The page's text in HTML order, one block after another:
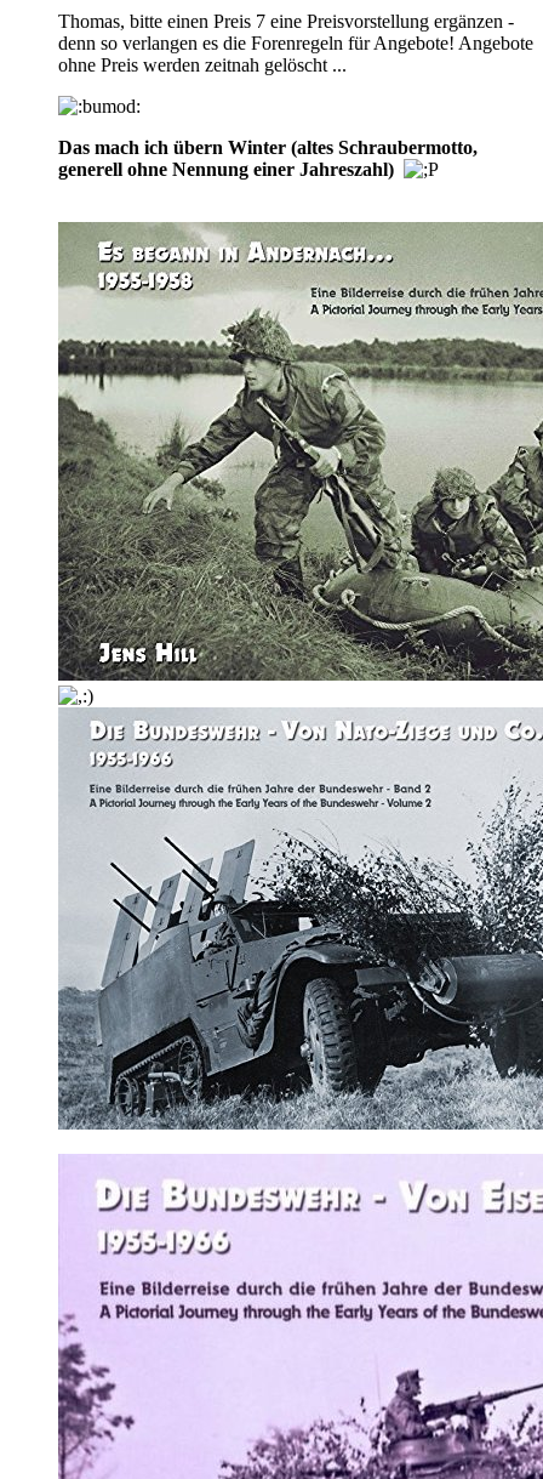
Thomas, bitte einen Preis 7 eine Preisvorstellung ergänzen -
denn so verlangen es die Forenregeln für Angebote! Angebote
ohne Preis werden zeitnah gelöscht ...
Das mach ich übern Winter (altes Schraubermotto,
generell ohne Nennung einer Jahreszahl)